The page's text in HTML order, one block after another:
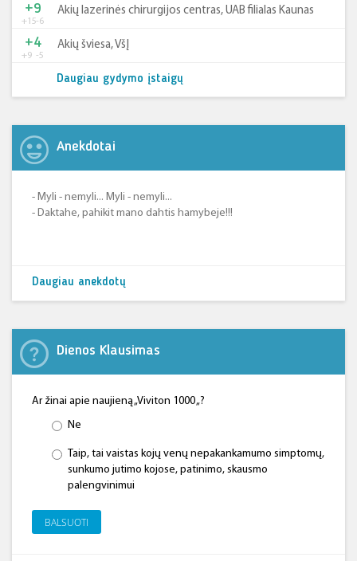
+15-6
+9 Akių lazerinės chirurgijos centras, UAB filialas Kaunas
+9 -5
+4 Akių šviesa, VšĮ
Daugiau gydymo įstaigų
Anekdotai
- Myli - nemyli... Myli - nemyli...
- Daktahe, pahikit mano dahtis hamybeje!!!
Daugiau anekdotų
Dienos Klausimas
Ar žinai apie naujieną „Viviton 1000 „?
Ne
Taip, tai vaistas kojų venų nepakankamumo simptomų,
sunkumo jutimo kojose, patinimo, skausmo
palengvinimui
BALSUOTI